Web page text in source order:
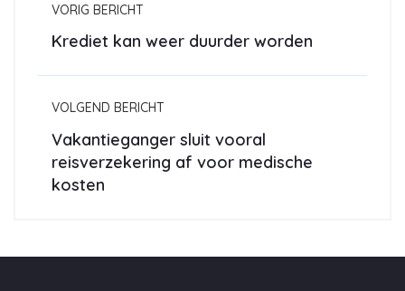
VORIG BERICHT
Krediet kan weer duurder worden
VOLGEND BERICHT
Vakantieganger sluit vooral
reisverzekering af voor medische
kosten